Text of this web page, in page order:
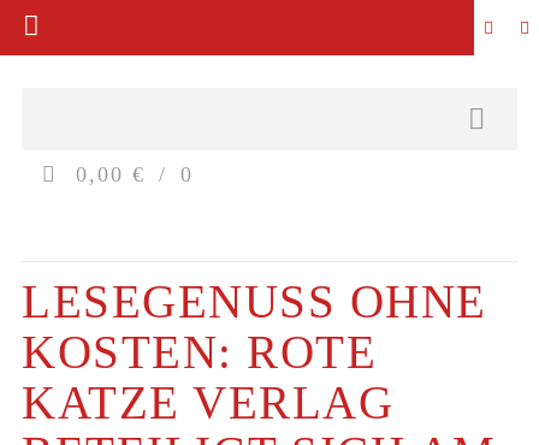
0,00 € 0
LESEGENUSS OHNE
KOSTEN: ROTE
KATZE VERLAG